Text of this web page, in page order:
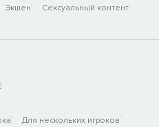
Экшен
Сексуальный контент
Для нескольких игроков